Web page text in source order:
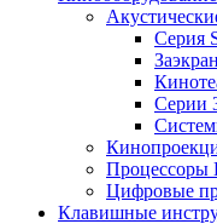
Cерия
Серии
Процессоры
Цифровые
Клавишные